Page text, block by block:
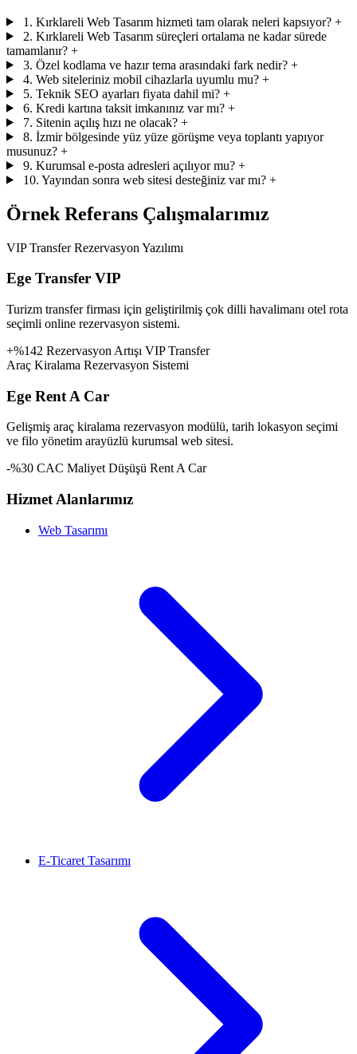
1. Kırklareli Web Tasarım hizmeti tam olarak neleri kapsıyor? +
2. Kırklareli Web Tasarım süreçleri ortalama ne kadar sürede
tamamlanır? +
3. Özel kodlama ve hazır tema arasındaki fark nedir? +
4. Web siteleriniz mobil cihazlarla uyumlu mu? +
5. Teknik SEO ayarları fiyata dahil mi? +
6. Kredi kartına taksit imkanınız var mı? +
7. Sitenin açılış hızı ne olacak? +
8. İzmir bölgesinde yüz yüze görüşme veya toplantı yapıyor
musunuz? +
9. Kurumsal e-posta adresleri açılıyor mu? +
10. Yayından sonra web sitesi desteğiniz var mı? +
Örnek Referans Çalışmalarımız
VIP Transfer Rezervasyon Yazılımı
Ege Transfer VIP
Turizm transfer firması için geliştirilmiş çok dilli havalimanı otel rota
seçimli online rezervasyon sistemi.
+%142 Rezervasyon Artışı VIP Transfer
Araç Kiralama Rezervasyon Sistemi
Ege Rent A Car
Gelişmiş araç kiralama rezervasyon modülü, tarih lokasyon seçimi
ve filo yönetim arayüzlü kurumsal web sitesi.
-%30 CAC Maliyet Düşüşü Rent A Car
Hizmet Alanlarımız
Web Tasarımı
E-Ticaret Tasarımı